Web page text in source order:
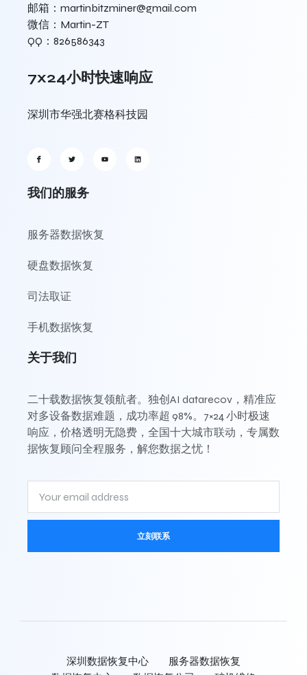
邮箱：martinbitzminer@gmail.com
微信：Martin-ZT
QQ：826586343
7x24小时快速响应
深圳市华强北赛格科技园
我们的服务
服务器数据恢复
硬盘数据恢复
司法取证
手机数据恢复
关于我们
二十载数据恢复领航者。独创AI datarecov，精准应
对多设备数据难题，成功率超 98%。7×24 小时极速
响应，价格透明无隐费，全国十大城市联动，专属数
据恢复顾问全程服务，解您数据之忧！
立刻联系
深圳数据恢复中心
服务器数据恢复